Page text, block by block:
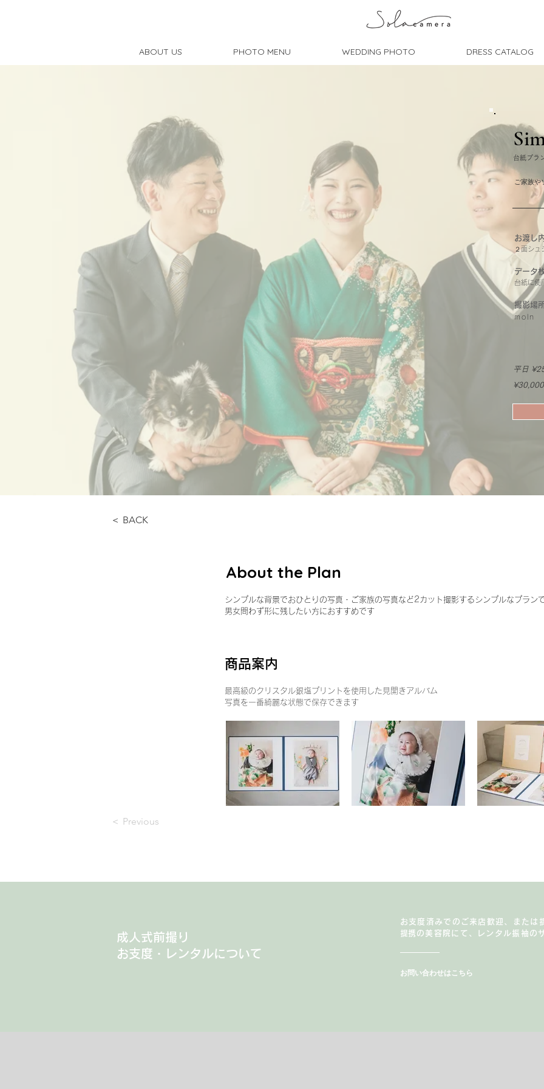
ABOUT US PHOTO MENU WEDDING PHOTO DRESS CATALOG
台紙プラ
ご家族や
お渡し
２面シュ
データ
台紙に使
moln
撮影場
平日
＜ BACK
About the Plan
シンプルな背景でおひとりの写真・ご家族の写真など2カット撮影するシンプルなプラン
男女問わず形に残したい方におすすめです
商品案内
最高級のクリスタル銀塩プリントを使用した見開きアルバム
写真を一番綺麗な状態で保存できます
＜ Previous
成人式前撮り
お支度・​レンタルについて
お支度済みでのご来店歓迎、または
提携の美容院にて、レンタル振袖の
お問い合わせはこちら